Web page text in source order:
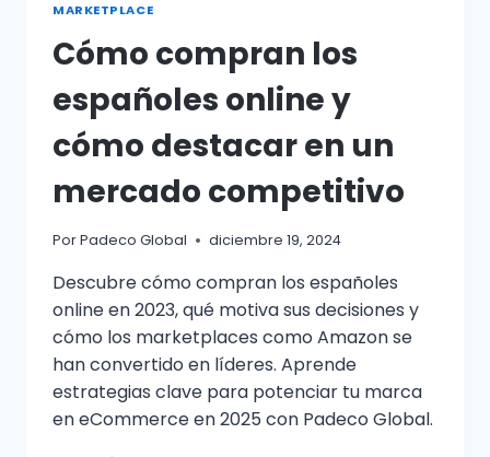
MARKETPLACE
Cómo compran los
españoles online y
cómo destacar en un
mercado competitivo
PorPadeco Global diciembre 19, 2024
Descubre cómo compran los españoles
online en 2023, qué motiva sus decisiones y
cómo los marketplaces como Amazon se
han convertido en líderes. Aprende
estrategias clave para potenciar tu marca
en eCommerce en 2025 con Padeco Global.